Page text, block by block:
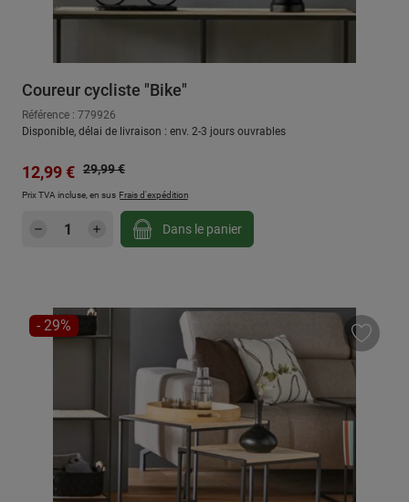
Coureur cycliste "Bike"
Référence : 779926
Disponible, délai de livraison : env. 2-3 jours ouvrables
Prix de vente :
12,99 € Prix régulier :
29,99 €
Prix TVA incluse, en sus Frais d'expédition
Quantité de produit : Entrez la quantité
Dans le panier
RÉDUCTION
- 29%